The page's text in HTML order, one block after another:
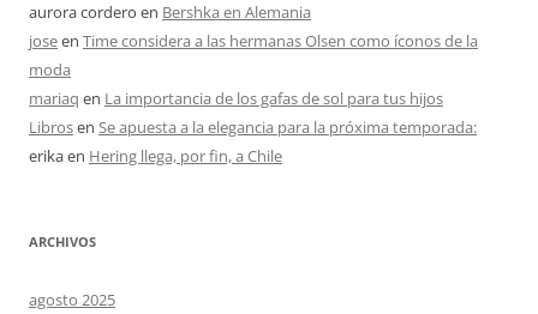
aurora cordero en Bershka en Alemania
joseen Time considera a las hermanas Olsen como íconos de la
moda
mariaq en La importancia de los gafas de sol para tus hijos
Librosen Se apuesta a la elegancia para la próxima temporada:
erikaen Hering llega, por fin, a Chile
ARCHIVOS
agosto 2025